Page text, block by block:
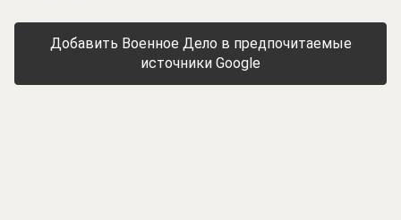
Добавить Военное Дело в предпочитаемые
источники Google